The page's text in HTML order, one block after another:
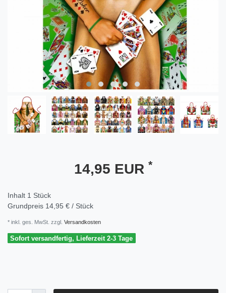
14,95 EUR *
Inhalt 1 Stück
Grundpreis 14,95 € / Stück
* inkl. ges. MwSt. zzgl. Versandkosten
Sofort versandfertig, Lieferzeit 2-3 Tage